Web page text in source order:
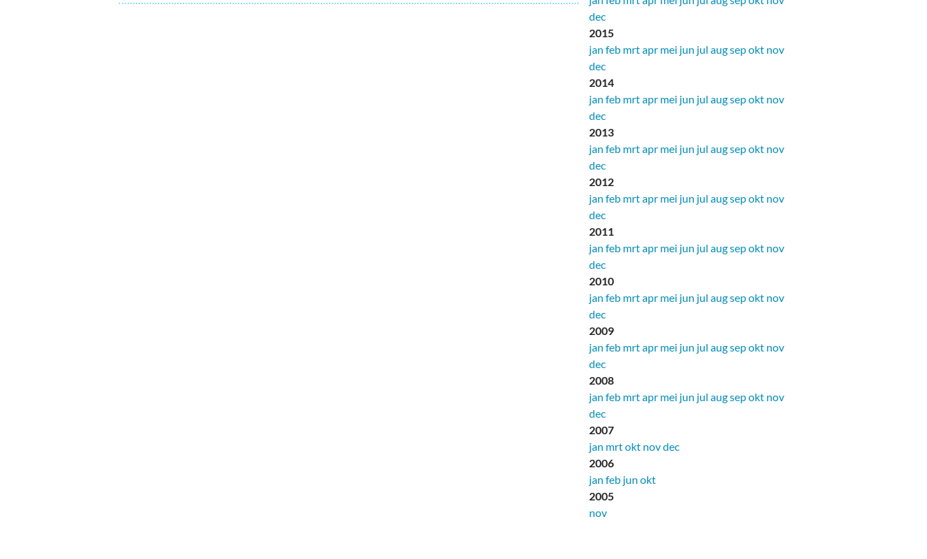
dec
2015
jan feb mrtapr mei jun jul augsepokt nov
dec
2014
jan feb mrtapr mei jun jul augsepokt nov
dec
2013
jan feb mrtapr mei jun jul augsepokt nov
dec
2012
jan feb mrtapr mei jun jul augsepokt nov
dec
2011
jan feb mrtapr mei jun jul augsepokt nov
dec
2010
jan feb mrtapr mei jun jul augsepokt nov
dec
2009
jan feb mrtapr mei jun jul augsepokt nov
dec
2008
jan feb mrtapr mei jun jul augsepokt nov
dec
2007
jan mrtokt novdec
2006
jan feb jun okt
2005
nov